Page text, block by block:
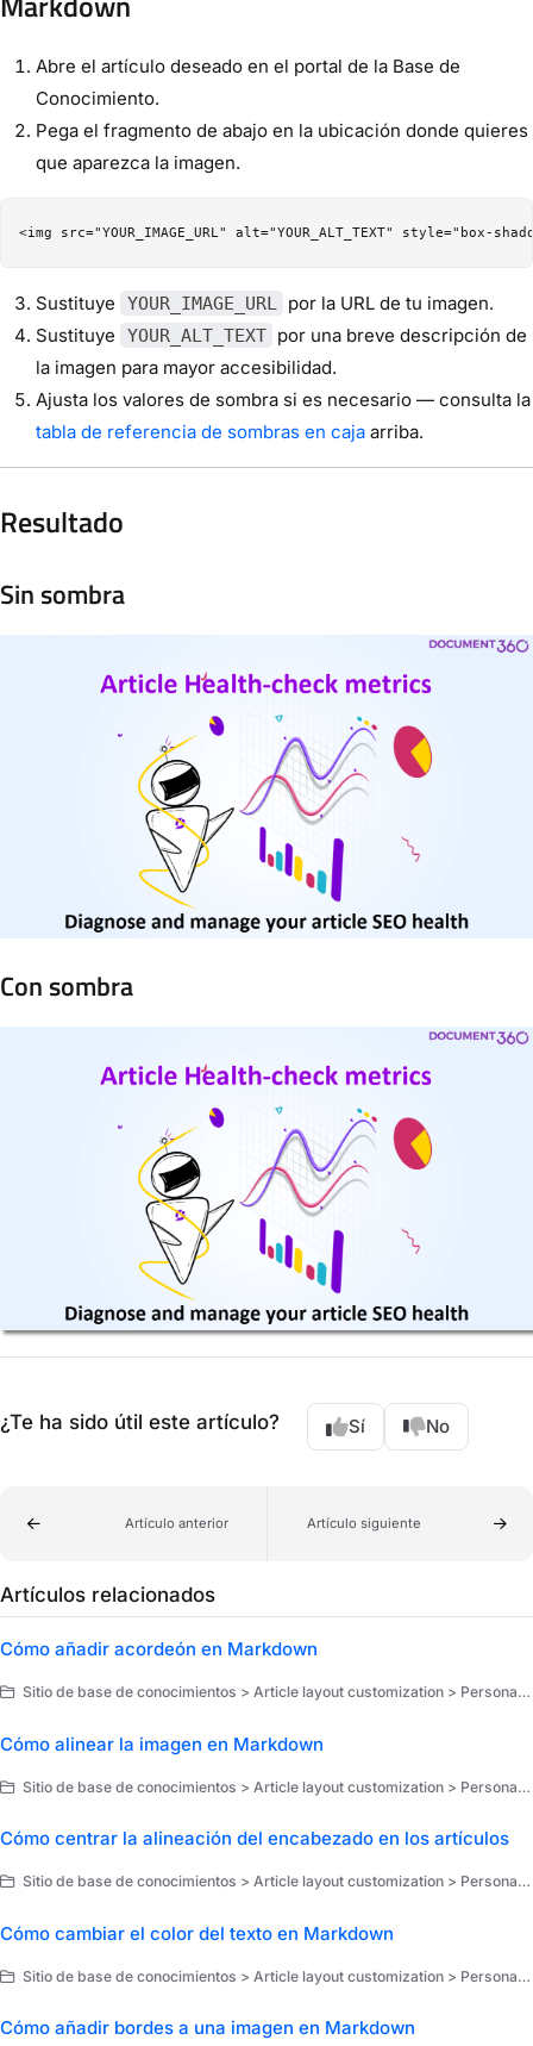
Abre el artículo deseado en el portal de la Base de
Conocimiento.
Pega el fragmento de abajo en la ubicación donde quieres
que aparezca la imagen.
Sustituye YOUR_IMAGE_URL
por la URL de tu imagen.
Sustituye
YOUR_ALT_TEXT por una breve descripción de
la imagen para mayor accesibilidad.
Ajusta los valores de sombra si es necesario — consulta la
tabla de referencia de sombras en caja arriba.
Resultado
Sin sombra
Con sombra
¿Te ha sido útil este artículo? Sí No
Artículo anterior Artículo siguiente
Artículos relacionados
Cómo añadir acordeón en Markdown
Sitio de base de conocimientos > Article layout customization > Personalización
Cómo alinear la imagen en Markdown
Sitio de base de conocimientos > Article layout customization > Personalización
Cómo centrar la alineación del encabezado en los artículos
Sitio de base de conocimientos > Article layout customization > Personalización
Cómo cambiar el color del texto en Markdown
Sitio de base de conocimientos > Article layout customization > Personalización
Cómo añadir bordes a una imagen en Markdown